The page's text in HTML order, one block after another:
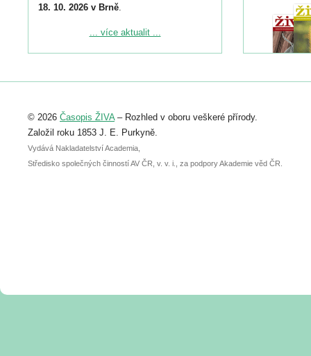
18. 10. 2026 v Brně.
Podrobnější informace ke konferenci
Registrovat se můžete do 6. září.
abstraktu přihlášené přednášky nebo
posteru je už 30. června.
... více aktualit ...
© 2026 Časopis ŽIVA– Rozhled v oboru veškeré přírody.
Založil roku 1853 J. E. Purkyně.
Vydává Nakladatelství Academia,
Středisko společných činností AV ČR, v. v. i., za podpory Akademie věd ČR.